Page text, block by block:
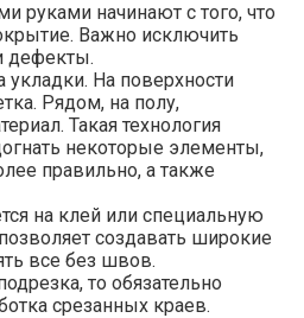
руками начинают с того, что
Важно исключить
дефекты.
укладки. На поверхности
Рядом, на полу,
Такая технология
некоторые элементы,
правильно, а также
на клей или специальную
создавать широкие
все без швов.
то обязательно
срезанных краев.